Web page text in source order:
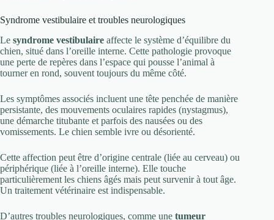
Syndrome vestibulaire et troubles neurologiques
Le syndrome vestibulaire affecte le système d’équilibre du
chien, situé dans l’oreille interne. Cette pathologie provoque
une perte de repères dans l’espace qui pousse l’animal à
tourner en rond, souvent toujours du même côté.
Les symptômes associés incluent une tête penchée de manière
persistante, des mouvements oculaires rapides (nystagmus),
une démarche titubante et parfois des nausées ou des
vomissements. Le chien semble ivre ou désorienté.
Cette affection peut être d’origine centrale (liée au cerveau) ou
périphérique (liée à l’oreille interne). Elle touche
particulièrement les chiens âgés mais peut survenir à tout âge.
Un traitement vétérinaire est indispensable.
D’autres troubles neurologiques, comme une tumeur